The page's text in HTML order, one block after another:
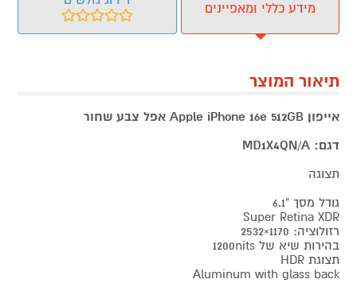
מידע כללי ומאפיינים
תיאור המוצר
אייפון Apple iPhone 16e 512GB אפל צבע שחור
דגם: MD1X4QN/A
תצוגה
גודל מסך "6.1
Super Retina XDR
רזולוציה: 1170×2532
בהירות שיא של 1200nits
תצוגת HDR
Aluminum with glass back